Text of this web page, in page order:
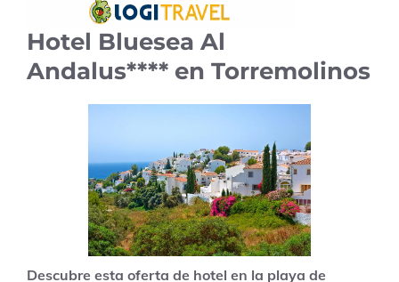
Hotel Bluesea Al
Andalus**** en Torremolinos
Descubre esta oferta de hotel en la playa de